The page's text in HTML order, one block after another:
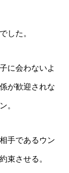
した。
に会わないよ
が歓迎されな
。
手であるウン
束させる。